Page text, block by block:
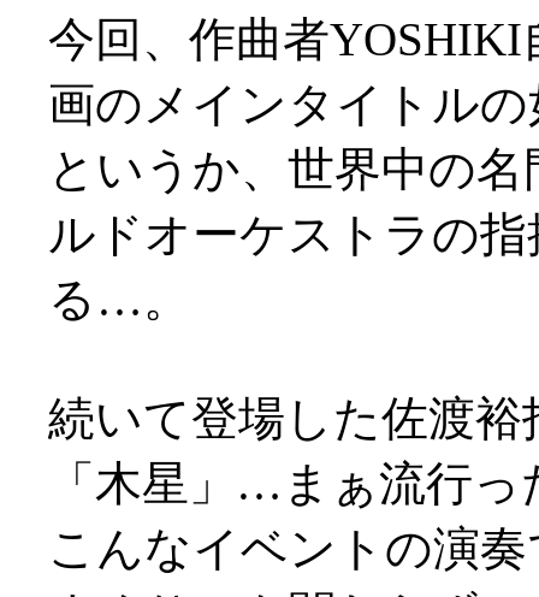
今回、作曲者
画のメインタイトル
というか、世界中の
ルドオーケストラの
る…。
続いて登場した佐渡
「木星」…まぁ流行
こんなイベントの演